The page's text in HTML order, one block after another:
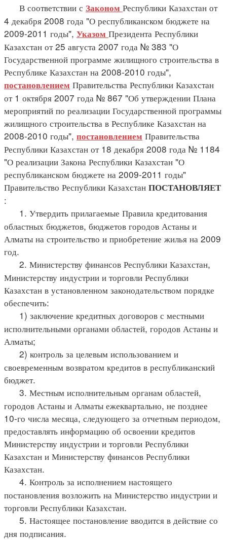
В соответствии с Законом Республики Казахстан от
4 декабря 2008 года "О республиканском бюджете на
2009-2011 годы", Указом Президента Республики
Казахстан от 25 августа 2007 года № 383 "О
Государственной программе жилищного строительства в
Республике Казахстан на 2008-2010 годы",
постановлением Правительства Республики Казахстан
от 1 октября 2007 года № 867 "Об утверждении Плана
мероприятий по реализации Государственной программы
жилищного строительства в Республике Казахстан на
2008-2010 годы", постановлением Правительства
Республики Казахстан от 18 декабря 2008 года № 1184
"О реализации Закона Республики Казахстан "О
республиканском бюджете на 2009-2011 годы"
Правительство Республики Казахстан ПОСТАНОВЛЯЕТ
:
1. Утвердить прилагаемые Правила кредитования
областных бюджетов, бюджетов городов Астаны и
Алматы на строительство и приобретение жилья на 2009
год.
2. Министерству финансов Республики Казахстан,
Министерству индустрии и торговли Республики
Казахстан в установленном законодательством порядке
обеспечить:
1) заключение кредитных договоров с местными
исполнительными органами областей, городов Астаны и
Алматы;
2) контроль за целевым использованием и
своевременным возвратом кредитов в республиканский
бюджет.
3. Местным исполнительным органам областей,
городов Астаны и Алматы ежеквартально, не позднее
10-го числа месяца, следующего за отчетным периодом,
предоставлять информацию об освоении кредитов
Министерству индустрии и торговли Республики
Казахстан и Министерству финансов Республики
Казахстан.
4. Контроль за исполнением настоящего
постановления возложить на Министерство индустрии и
торговли Республики Казахстан.
5. Настоящее постановление вводится в действие со
дня подписания.